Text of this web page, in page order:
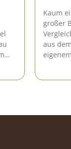
Kaum
großer
aus